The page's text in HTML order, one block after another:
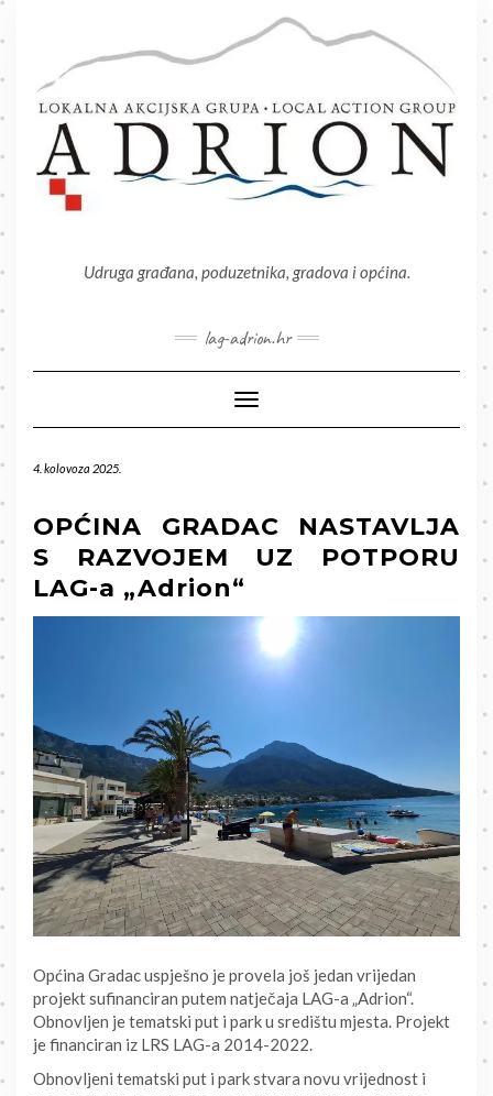
Skip
Udruga građana, poduzetnika, gradova i općina.
lag-adrion.hr
Toggle Navigation
4. kolovoza 2025.
OPĆINA GRADAC NASTAVLJA
S RAZVOJEM UZ POTPORU
LAG-a „Adrion“
Općina Gradac uspješno je provela još jedan vrijedan
projekt sufinanciran putem natječaja LAG-a „Adrion“.
Obnovljen je tematski put i park u središtu mjesta. Projekt
je financiran iz LRS LAG-a 2014-2022.
Obnovljeni tematski put i park stvara novu vrijednost i